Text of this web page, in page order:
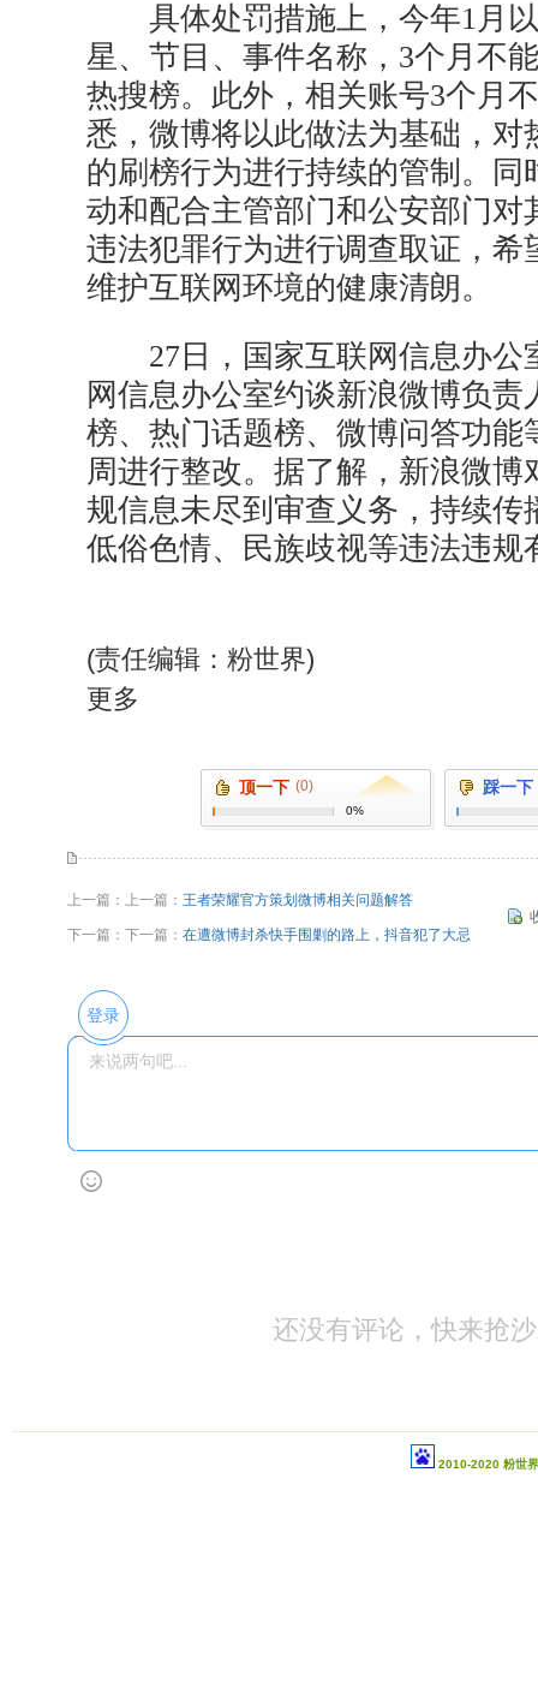
具体处罚措施上，今年1月以
星、节目、事件名称，3个月不
热搜榜。此外，相关账号3个月
悉，微博将以此做法为基础，对
的刷榜行为进行持续的管制。同
动和配合主管部门和公安部门对
违法犯罪行为进行调查取证，希
维护互联网环境的健康清朗。
27日，国家互联网信息办公
网信息办公室约谈新浪微博负责
榜、热门话题榜、微博问答功能
周进行整改。据了解，新浪微博
规信息未尽到审查义务，持续传
低俗色情、民族歧视等违法违
(责任编辑：粉世界)
更多
顶一下 (0)
0%
踩一下
上一篇：上一篇： 王者荣耀官方策划微博相关问题解答
下一篇：下一篇： 在遭微博封杀快手围剿的路上，抖音犯了大忌
登录
还没有评论，快来抢
2010-2020 粉世